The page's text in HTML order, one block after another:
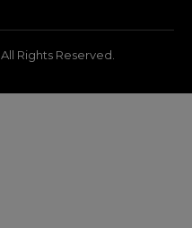
Rights Reserved.